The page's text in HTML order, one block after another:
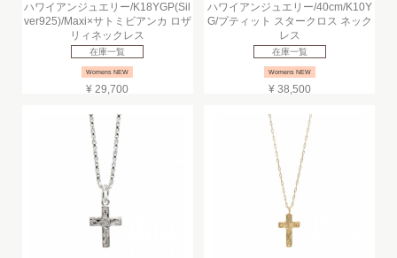
ハワイアンジュエリー/K18YGP(Sil
ver925)/Maxi×サトミビアンカ ロザ
リィネックレス
在庫一覧
Womens NEW
¥ 29,700
ハワイアンジュエリー/40cm/K10Y
G/プティット スタークロス ネック
レス
在庫一覧
Womens NEW
¥ 38,500